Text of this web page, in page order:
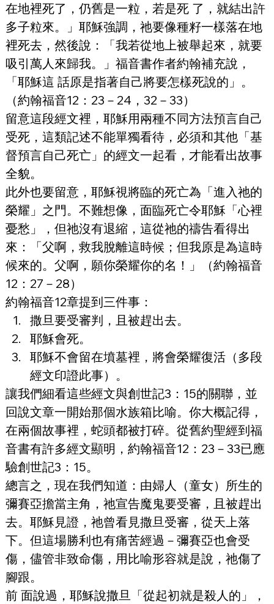
在地裡死了，仍舊是一粒，若是死 了，就結出許
多子粒來。」耶穌強調，祂要像種籽一樣落在地
裡死去，然後說：「我若從地上被舉起來，就要
吸引萬人來歸我。」福音書作者約翰補充說，
「耶穌這 話原是指著自己將要怎樣死說的」。
（約翰福音12：23－24，32－33）
留意這段經文裡，耶穌用兩種不同方法預言自己
受死，這類記述不能單獨看待，必須和其他「基
督預言自己死亡」的經文一起看，才能看出故事
全貌。
此外也要留意，耶穌視將臨的死亡為「進入祂的
榮耀」之門。不難想像，面臨死亡令耶穌「心裡
憂愁」，但祂沒有退縮，這從祂的禱告看得出
來：「父啊，救我脫離這時候；但我原是為這時
候來的。父啊，願你榮耀你的名！」（約翰福音
12：27－28）
約翰福音12章提到三件事：
撒旦要受審判，且被趕出去。
耶穌會死。
耶穌不會留在墳墓裡，將會榮耀復活（多段
經文印證此事）。
讓我們細看這些經文與創世記3：15的關聯，並
回說文章一開始那個水族箱比喻。你大概記得，
在兩個故事裡，蛇頭都被打碎。從舊約聖經到福
音書有許多經文顯明，約翰福音12：23－33已應
驗創世記3：15。
總言之，現在我們知道：由婦人（童女）所生的
彌賽亞擔當主角，祂宣告魔鬼要受審，且被趕出
去。耶穌見證，祂曾看見撒旦受審，從天上落
下。但這場勝利也有痛苦經過－彌賽亞也會受
傷，儘管非致命傷，用比喻形容就是說，祂傷了
腳跟。
前 面說過，耶穌說撒旦「從起初就是殺人的」，